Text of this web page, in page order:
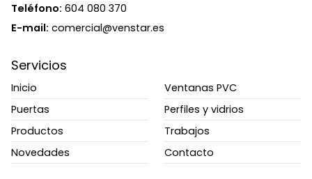
Teléfono: 604 080 370
E-mail: comercial@venstar.es
Servicios
Inicio
Ventanas PVC
Puertas
Perfiles y vidrios
Productos
Trabajos
Novedades
Contacto